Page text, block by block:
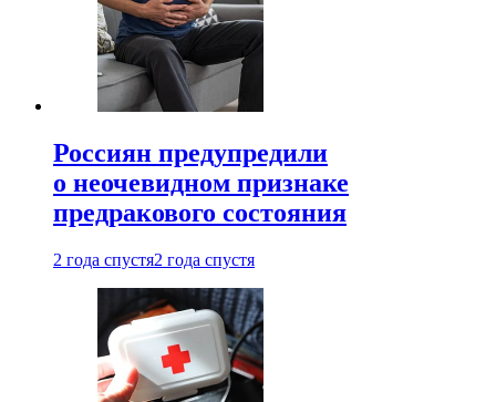
Россиян предупредили
о неочевидном признаке
предракового состояния
2 года спустя2 года спустя